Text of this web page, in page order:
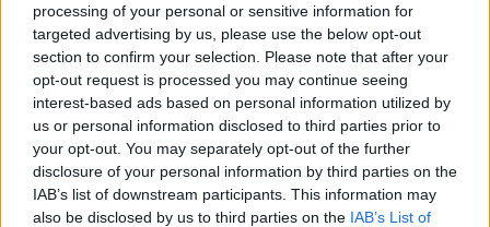
processing of your personal or sensitive information for
targeted advertising by us, please use the below opt-out
section to confirm your selection. Please note that after your
opt-out request is processed you may continue seeing
interest-based ads based on personal information utilized by
us or personal information disclosed to third parties prior to
your opt-out. You may separately opt-out of the further
disclosure of your personal information by third parties on the
IAB’s list of downstream participants. This information may
also be disclosed by us to third parties on the IAB’s List of
Belváros-Lipótváros
játszótér
Város-Teampannon Kereskedelmi és Szolgáltató Kft.
parkfelújítás
Újragondolják Lipótváros rejtett, zöld parkját